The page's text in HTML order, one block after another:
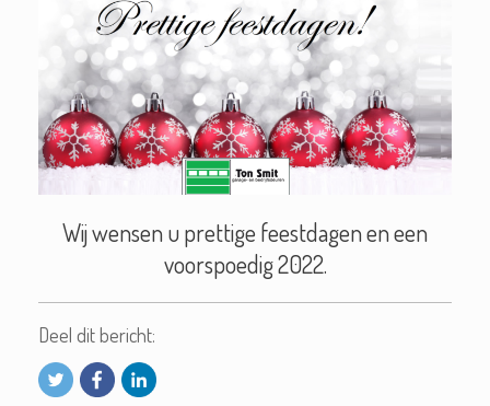
Wij wensen u prettige feestdagen en een
voorspoedig 2022.
Deel dit bericht: